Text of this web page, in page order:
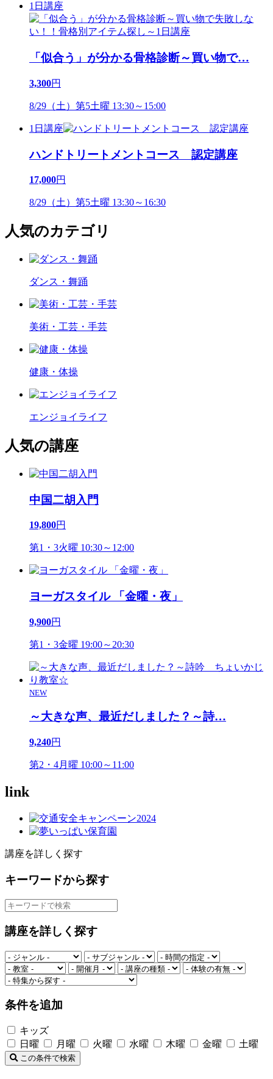
1日講座
「似合う」が分かる骨格診断～買い物で…
3,300円
8/29（土）第5土曜 13:30～15:00
1日講座
ハンドトリートメントコース 認定講座
17,000円
8/29（土）第5土曜 13:30～16:30
人気のカテゴリ
ダンス・舞踊
美術・工芸・手芸
健康・体操
エンジョイライフ
人気の講座
中国二胡入門
19,800円
第1・3火曜 10:30～12:00
ヨーガスタイル 「金曜・夜」
9,900円
第1・3金曜 19:00～20:30
NEW
～大きな声、最近だしました？～詩…
9,240円
第2・4月曜 10:00～11:00
link
講座を詳しく探す
キーワードから探す
講座を詳しく探す
条件を追加
キッズ
日曜
月曜 火曜 水曜 木曜 金曜 土曜
この条件で検索